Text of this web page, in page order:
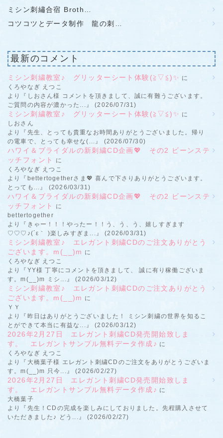
ミシン刺繡合宿 Broth…
コツコツとデータ制作 龍の刺…
最新のコメント
ミシン刺繍教室♪ グリッターシート体験(≧▽≦)✨ に
くろやなぎ えつこ
より『しおさん様 コメントを頂きまして、誠に有難うございます。
ご質問の内容が濃かった...』 (2026/07/31)
ミシン刺繍教室♪ グリッターシート体験(≧▽≦)✨ に
しおさん
より『先生、とっても貴重なお時間ありがとうございました。帰り
の電車で、とっても幸せな(...』 (2026/07/30)
ハワイ＆ブライダルの新刺繍CD企画💖 その2 ビーンステ
ッチフォント
に
くろやなぎ えつこ
より『bettertogetherさま💖 喜んで下さりありがとうございます。
とっても...』 (2026/03/31)
ハワイ＆ブライダルの新刺繍CD企画💖 その2 ビーンステ
ッチフォント
に
bettertogether
より『きゃー！！！やったー！！う、う、う、嬉しすぎます
♡♡♡♪(´ε｀ )楽しみすぎま...』 (2026/03/31)
ミシン刺繍教室♪ エレガント刺繍CDのご注文ありがとう
ございます。m(__)m に
くろやなぎ えつこ
より『YY様 丁寧にコメントを頂きまして、 誠に有り稼働ございま
す。m(__)m ミシ...』 (2026/03/12)
ミシン刺繍教室♪ エレガント刺繍CDのご注文ありがとう
ございます。m(__)m に
ＹＹ
より『昨日はありがとうございました！ ミシン刺繍の世界を知るこ
とができて本当に有益な...』 (2026/03/12)
2026年2月27日 エレガント刺繍CD発売開始致しま
す。 エレガントサンプル無料データ作成♪ に
くろやなぎ えつこ
より『大橋葉子様 エレガント刺繍CDのご注文をありがとうございま
す。m(__)m 只今...』 (2026/02/27)
2026年2月27日 エレガント刺繍CD発売開始致しま
す。 エレガントサンプル無料データ作成♪ に
大橋葉子
より『先生！CDの完成を楽しみにしておりました。先程購入させて
いただきました♪ どう...』 (2026/02/27)